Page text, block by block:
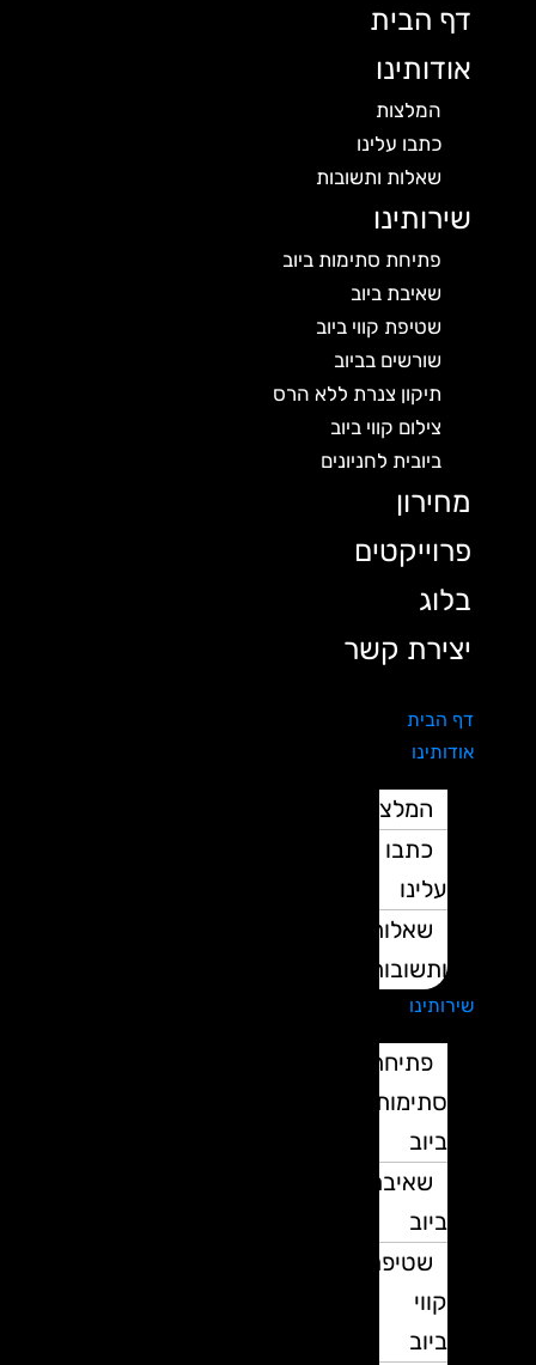
דף הבית
אודותינו
המלצות
כתבו עלינו
שאלות ותשובות
שירותינו
פתיחת סתימות ביוב
שאיבת ביוב
שטיפת קווי ביוב
שורשים בביוב
תיקון צנרת ללא הרס
צילום קווי ביוב
ביובית לחניונים
מחירון
פרוייקטים
בלוג
יצירת קשר
דף הבית
אודותינו
המלצות
כתבו
עלינו
שאלות
ותשובות
שירותינו
פתיחת
סתימות
ביוב
שאיבת
ביוב
שטיפת
קווי
ביוב